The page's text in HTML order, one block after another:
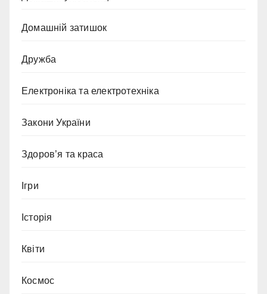
Домашній затишок
Дружба
Електроніка та електротехніка
Закони України
Здоров’я та краса
Ігри
Історія
Квіти
Космос